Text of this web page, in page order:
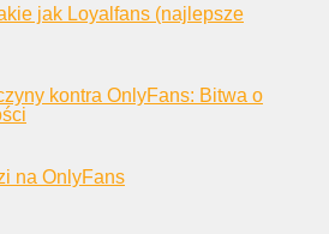
jak Loyalfans (najlepsze
kontra OnlyFans: Bitwa o
na OnlyFans